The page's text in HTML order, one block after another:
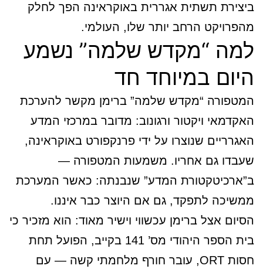
ביצירת תשתית אגררית באוקראינה הפך לחלק
מהפרויקט הרחב יותר שלו, העולמי.
למה “מקדש שלמה” נשמע
היום במיוחד חד
המטפורה “מקדש שלמה” ברימן מקשר להערכת
האקדמאי ויקטור ורגונוב: מדובר במרכזי המדע
האגרריים שנוצרו על ידי פרנקפורט באוקראינה,
שעבדו גם אחריו. משמעות המטפורה —
ב”ארכיטקטורת המדע” שנבנתה: כאשר המערכת
ממשיכה לתפקד, גם אם היוצר כבר איננו.
הסיום אצל ברימן עכשווי וישיר מאוד: הוא מזכיר כי
בית הספר היהודי מס’ 141 בקייב, הפועל תחת
חסות ORT, עובר חורף מלחמתי קשה — עם